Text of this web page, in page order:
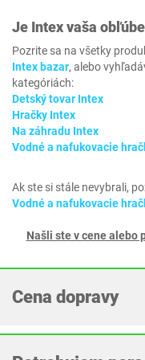
Je Intexvaša
Pozrite sa na všetky
Intex bazar, alebo
kategóriách:
Detský tovar Intex
Hračky Intex
Na záhradu Intex
Vodné a nafukovacie
Ak ste si stále nevybrali,
Vodné a nafukovacie
Našli ste v cene alebo
Cena dopravy